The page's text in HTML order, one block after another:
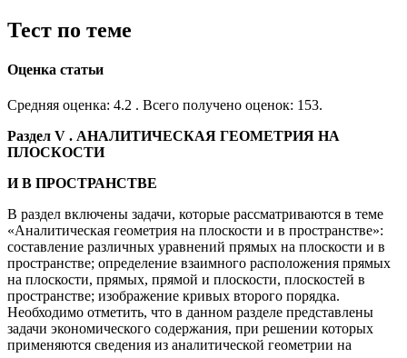
Тест по теме
Оценка статьи
Средняя оценка: 4.2 . Всего получено оценок: 153.
Раздел V . АНАЛИТИЧЕСКАЯ ГЕОМЕТРИЯ НА
ПЛОСКОСТИ
И В ПРОСТРАНСТВЕ
В раздел включены задачи, которые рассматриваются в теме
«Аналитическая геометрия на плоскости и в пространстве»:
составление различных уравнений прямых на плоскости и в
пространстве; определение взаимного расположения прямых
на плоскости, прямых, прямой и плоскости, плоскостей в
пространстве; изображение кривых второго порядка.
Необходимо отметить, что в данном разделе представлены
задачи экономического содержания, при решении которых
применяются сведения из аналитической геометрии на